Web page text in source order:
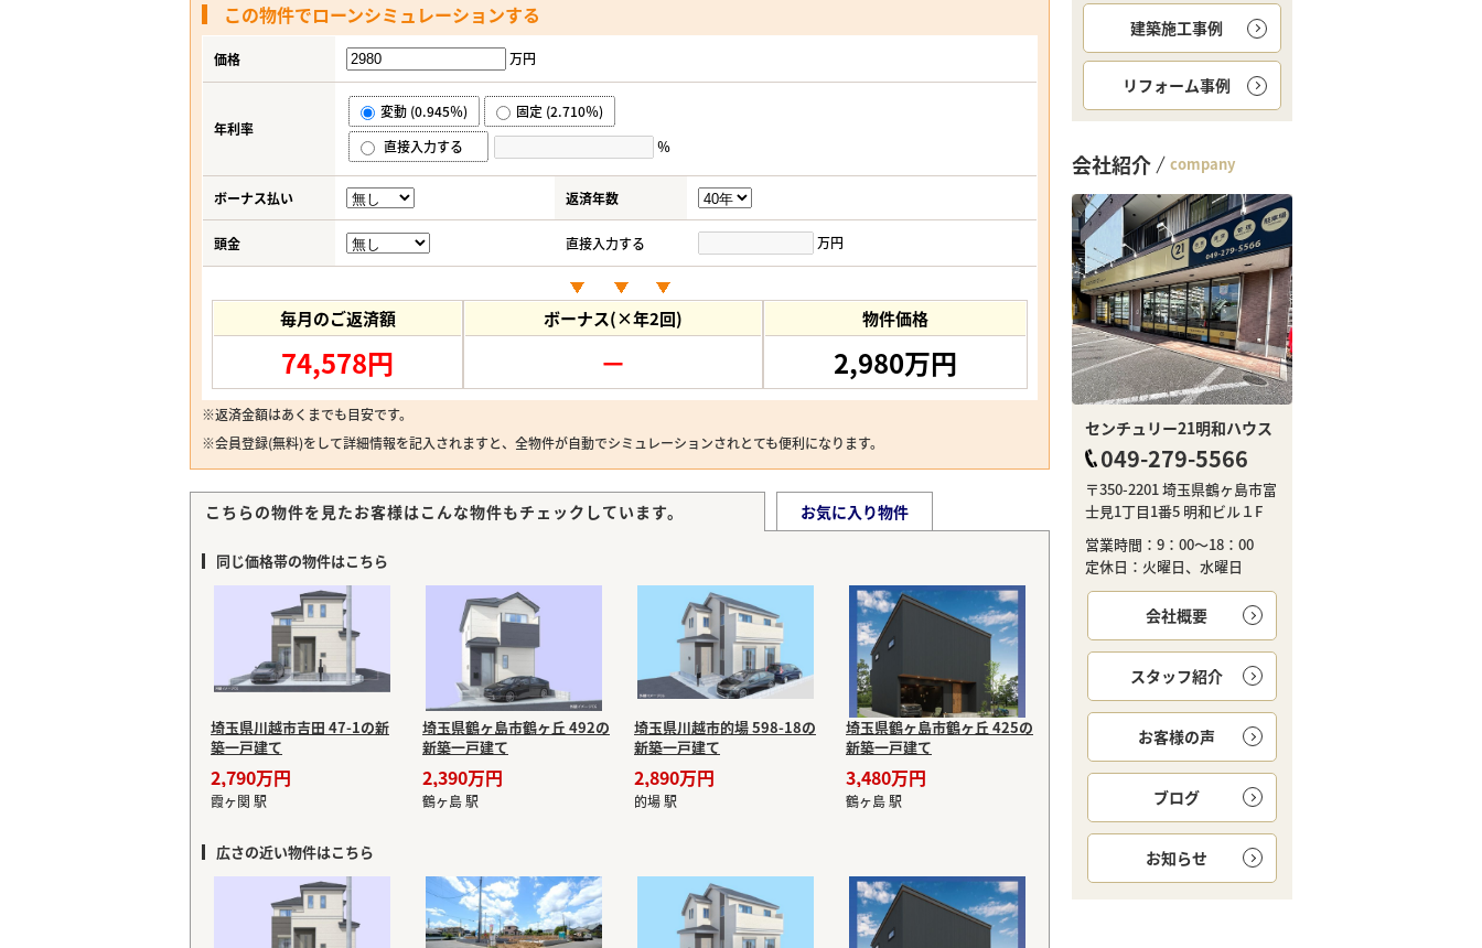
この物件でローンシミュレーションする
価格 万円
年利率
変動 (0.945％)
固定 (2.710％)
直接入力する
％
ボーナス払い 返済年数
頭金 直接入力する 万円
毎月のご返済額
74,578円
ボーナス(×年2回)
－
物件価格
2,980万円
※返済金額はあくまでも目安です。
※会員登録(無料)をして詳細情報を記入されますと、全物件が自動でシミュレーションされとても便利になります。
こちらの物件を見たお客様はこんな物件もチェックしています。 お気に入り物件
同じ価格帯の物件はこちら
埼玉県川越市吉田 47-1の新
築一戸建て
2,790万円
霞ヶ関 駅
埼玉県鶴ヶ島市鶴ヶ丘 492の
新築一戸建て
2,390万円
鶴ヶ島 駅
埼玉県川越市的場 598-18の
新築一戸建て
2,890万円
的場 駅
埼玉県鶴ヶ島市鶴ヶ丘 425の
新築一戸建て
3,480万円
鶴ヶ島 駅
広さの近い物件はこちら
建築施工事例
リフォーム事例
会社紹介 company
センチュリー21明和ハウス
049-279-5566
〒350-2201 埼玉県鶴ヶ島市富
士見1丁目1番5 明和ビル１F
営業時間：9：00～18：00
定休日：火曜日、水曜日
会社概要
スタッフ紹介
お客様の声
ブログ
お知らせ